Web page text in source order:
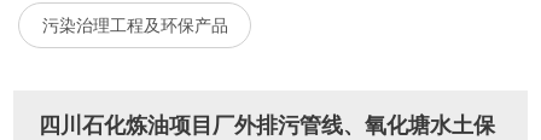
污染治理工程及环保产品
四川石化炼油项目厂外排污管线、氧化塘水土保